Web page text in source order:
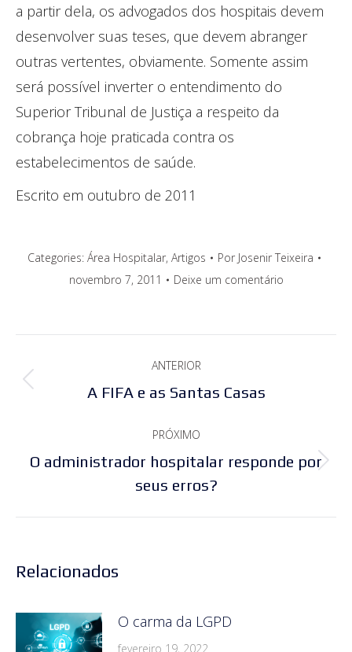
a partir dela, os advogados dos hospitais devem
desenvolver suas teses, que devem abranger
outras vertentes, obviamente. Somente assim
será possível inverter o entendimento do
Superior Tribunal de Justiça a respeito da
cobrança hoje praticada contra os
estabelecimentos de saúde.
Escrito em outubro de 2011
Categories: Área Hospitalar, Artigos Por Josenir Teixeira
novembro 7, 2011
Deixe um comentário
de
ANTERIOR
Post
A FIFA e as Santas Casas
PRÓXIMO
Próximo
post:
O administrador hospitalar responde por
seus erros?
Relacionados
O carma da LGPD
fevereiro 19, 2022